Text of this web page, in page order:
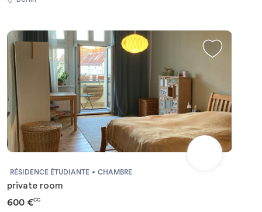
RÉSIDENCE ÉTUDIANTE CHAMBRE
private room
600 €CC